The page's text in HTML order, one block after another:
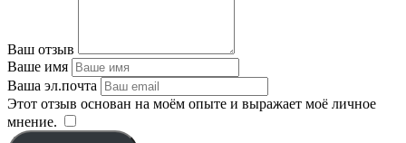
Ваш отзыв
Ваше имя
Ваша эл.почта
Этот отзыв основан на моём опыте и выражает моё личное
мнение.